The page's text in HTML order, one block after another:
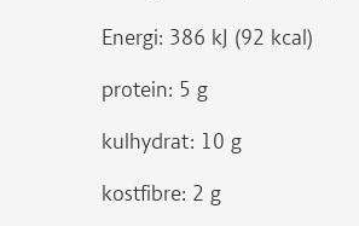
Energi: 386 kJ (92 kcal)
protein: 5 g
kulhydrat: 10 g
kostfibre: 2 g